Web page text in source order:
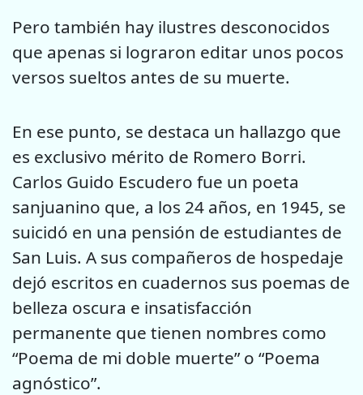
Pero también hay ilustres desconocidos
que apenas si lograron editar unos pocos
versos sueltos antes de su muerte.
En ese punto, se destaca un hallazgo que
es exclusivo mérito de Romero Borri.
Carlos Guido Escudero fue un poeta
sanjuanino que, a los 24 años, en 1945, se
suicidó en una pensión de estudiantes de
San Luis. A sus compañeros de hospedaje
dejó escritos en cuadernos sus poemas de
belleza oscura e insatisfacción
permanente que tienen nombres como
“Poema de mi doble muerte” o “Poema
agnóstico”.